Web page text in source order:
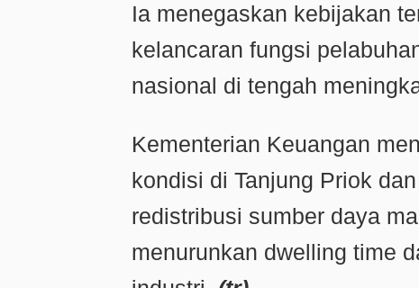
Ia menegaskan kebijakan
kelancaran fungsi
nasional di tengah
Kementerian Keuangan
kondisi di Tanjung Priok
redistribusi sumber daya
menurunkan dwelling time